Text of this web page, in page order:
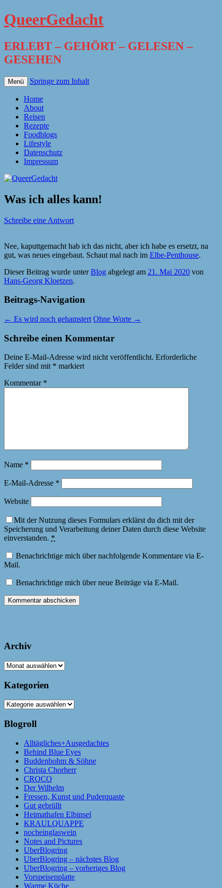
QueerGedacht
ERLEBT – GEHÖRT – GELESEN –
GESEHEN
Menü Springe zum Inhalt
Home
About
Reisen
Rezepte
Foodblogs
Lifestyle
Datenschutz
Impressum
Was ich alles kann!
Schreibe eine Antwort
Nee, kaputtgemacht hab ich das nicht, aber ich habe es ersetzt, na
gut, was neues eingebaut. Schaut mal nach im Elbe-Penthouse.
Dieser Beitrag wurde unterBlog abgelegt am 21. Mai 2020 von
Hans-Georg Kloetzen.
Beitrags-Navigation
← Es wird noch gehamstert Ohne Worte →
Schreibe einen Kommentar
Deine E-Mail-Adresse wird nicht veröffentlicht. Erforderliche
Felder sind mit * markiert
Kommentar *
Name *
E-Mail-Adresse *
Website
Mit der Nutzung dieses Formulars erklärst du dich mit der
Speicherung und Verarbeitung deiner Daten durch diese Website
einverstanden. *
Benachrichtige mich über nachfolgende Kommentare via E-
Mail.
Benachrichtige mich über neue Beiträge via E-Mail.
Archiv
Archiv
Kategorien
Kategorien
Blogroll
Alltägliches+Ausgedachtes
Behind Blue Eyes
Buddenbohm & Söhne
Christa Chorherr
CROCO
Der Wilhelm
Fressen, Kunst und Puderquaste
Gut gebrüllt
Heimathafen Elbinsel
KRAULQUAPPE
nocheinglaswein
Notes and Pictures
UberBlogring
UberBlogring – nächstes Blog
UberBlogring – vorheriges Blog
Vorspeisenplatte
Warme Küche